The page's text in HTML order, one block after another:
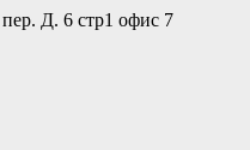
Д. 6 стр1 офис 7